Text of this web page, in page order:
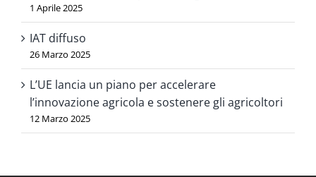
1 Aprile 2025
IAT diffuso
26 Marzo 2025
L’UE lancia un piano per accelerare
l’innovazione agricola e sostenere gli agricoltori
12 Marzo 2025